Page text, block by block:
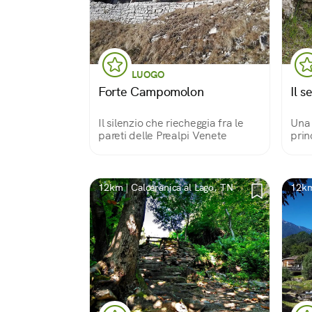
LUOGO
Forte Campomolon
Il silenzio che riecheggia fra le
pareti delle Prealpi Venete
Il
12km | Calceranica al Lago, TN